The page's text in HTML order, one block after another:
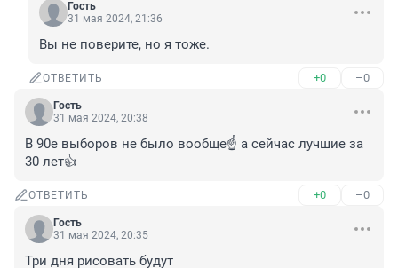
Гость
31 мая 2024, 21:36
Вы не поверите, но я тоже.
ОТВЕТИТЬ +0 –0
Гость
31 мая 2024, 20:38
В 90е выборов не было вообще☝️ а сейчас лучшие за
30 лет👍
ОТВЕТИТЬ +0 –0
Гость
31 мая 2024, 20:35
Три дня рисовать будут